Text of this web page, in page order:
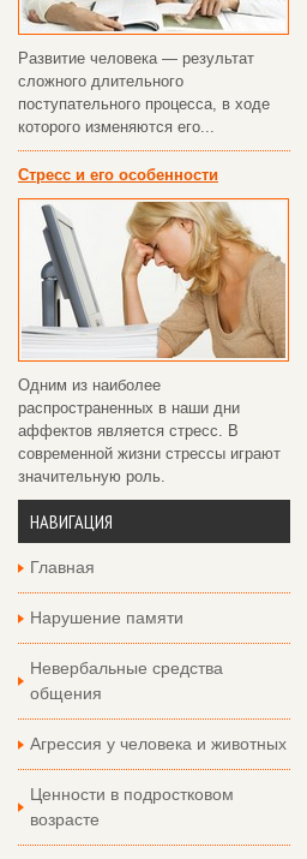
Развитие человека — результат
сложного длительного
поступательного процесса, в ходе
которого изменяются его...
Стресс и его особенности
Одним из наиболее
распространенных в наши дни
аффектов является стресс. В
современной жизни стрессы играют
значительную роль.
НАВИГАЦИЯ
Главная
Нарушение памяти
Невербальные средства
общения
Агрессия у человека и животных
Ценности в подростковом
возрасте